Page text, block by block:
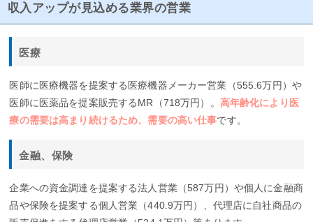
収入アップが見込める業界の営業
医療
医師に医療機器を提案する医療機器メーカー営業（555.6万円）や
医師に医薬品を提案販売するMR（718万円）。 高年齢化により医
療の需要は高まり続けるため、需要の高い仕事です。
金融、保険
企業への資金調達を提案する法人営業（587万円）や個人に金融商
品や保険を提案する個人営業（440.9万円）、代理店に自社商品の